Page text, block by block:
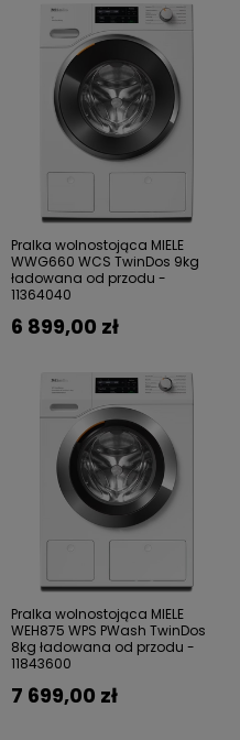
Pralka wolnostojąca MIELE
WWG660 WCS TwinDos 9kg
ładowana od przodu -
11364040
6 899,00 zł
Pralka wolnostojąca MIELE
WEH875 WPS PWash TwinDos
8kg ładowana od przodu -
11843600
7 699,00 zł